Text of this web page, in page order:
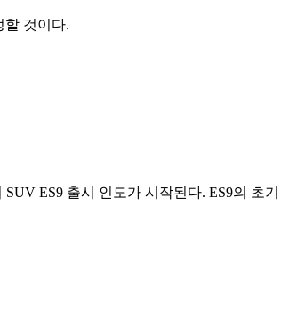
할 것이다.
ES9 출시 인도가 시작된다. ES9의 초기